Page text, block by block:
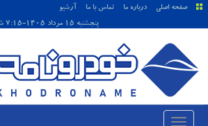
صفحه اصلی درباره ما تماس با ما
آرشیو
پنجشنبه 15 مرداد 1405-7:15 شمسی /8/6/2026 7:15:40 AM